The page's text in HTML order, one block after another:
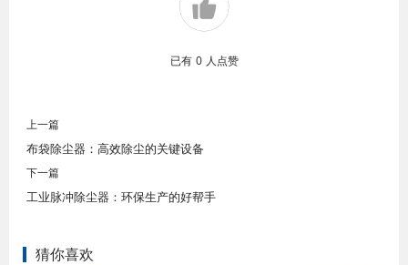
已有 0 人点赞
上一篇
布袋除尘器：高效除尘的关键设备
下一篇
工业脉冲除尘器：环保生产的好帮手
猜你喜欢